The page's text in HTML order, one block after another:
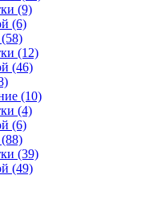
(9)
(6)
(58)
(12)
(46)
(10)
(4)
(6)
(88)
(39)
(49)